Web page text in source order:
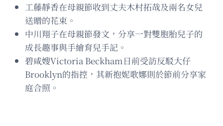
工藤靜香在母親節收到丈夫木村拓哉及兩名女兒
送贈的花束。
中川翔子在母親節發文，分享一對雙胞胎兒子的
成長趣事與手繪育兒手記。
碧咸嫂Victoria Beckham日前受訪反駁大仔
Brooklyn的指控，其新抱妮歌娜則於節前分享家
庭合照。